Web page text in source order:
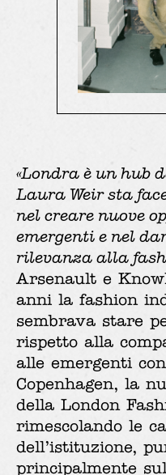
«Londra è un hub
Laura Weir sta
nel creare nuove
emergenti e nel
rilevanza alla
Arsenault e
anni la fashion
sembrava stare
rispetto alla
alle emergenti
Copenhagen, la
della London
rimescolando le
dell’istituzione,
principalmente